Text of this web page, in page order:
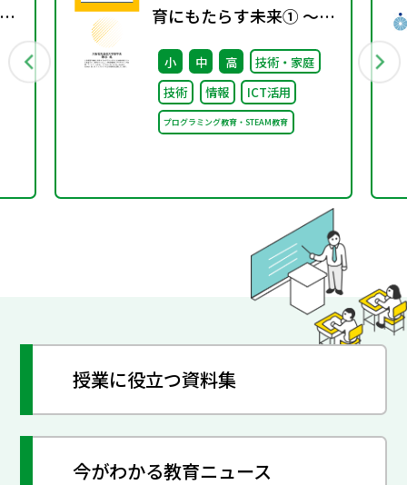
育にもたらす未来① ～AI
とともに生きるこどもた
ち～
小 中 高
技術・家庭
技術
情報 ICT活用
プログラミング教育・STEAM教育
授業に役立つ資料集
今がわかる教育ニュース